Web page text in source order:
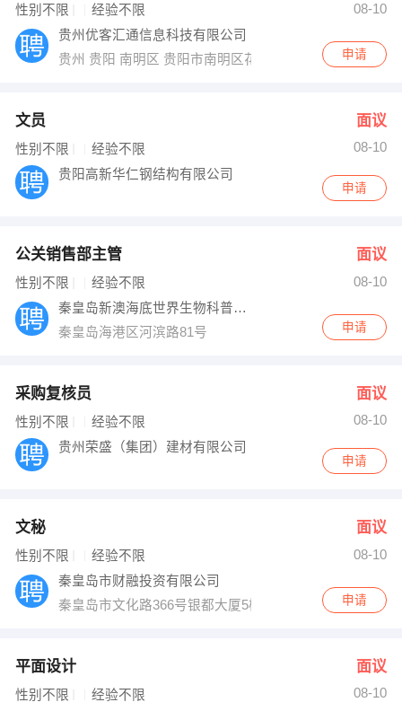
性别不限 经验不限
08-10
贵州优客汇通信息科技有限公司
贵州 贵阳 南明区 贵阳市南明区花果园国际中心2号楼29
申请
文员 面议
性别不限 经验不限
08-10
贵阳高新华仁钢结构有限公司
申请
公关销售部主管 面议
性别不限 经验不限
08-10
秦皇岛新澳海底世界生物科普有限公司
秦皇岛海港区河滨路81号
申请
采购复核员 面议
性别不限 经验不限
08-10
贵州荣盛（集团）建材有限公司
申请
文秘 面议
性别不限 经验不限
08-10
秦皇岛市财融投资有限公司
秦皇岛市文化路366号银都大厦5楼
申请
平面设计 面议
性别不限 经验不限
08-10